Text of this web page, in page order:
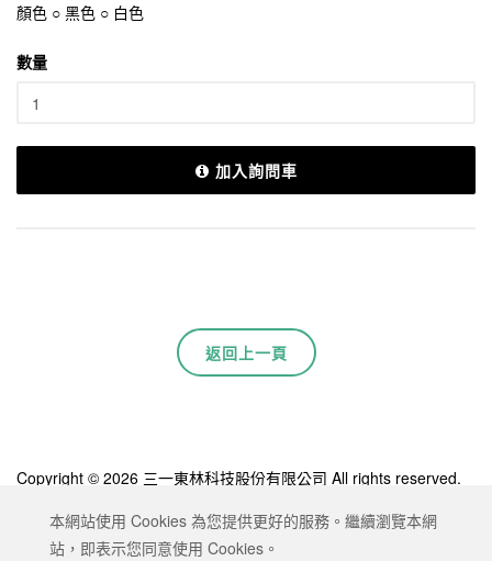
顏色 ○ 黑色 ○ 白色
數量
加入詢問車
返回上一頁
本網站使用 Cookies 為您提供更好的服務。繼續瀏覽本網
站，即表示您同意使用 Cookies。
Copyright © 2026 三一東林科技股份有限公司 All rights reserved.
網站地圖
隱私權政策 服務條款